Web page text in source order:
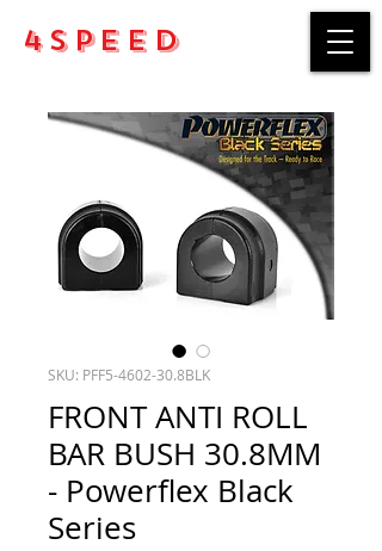
4Speed
SKU: PFF5-4602-30.8BLK
FRONT ANTI ROLL
BAR BUSH 30.8MM
- Powerflex Black
Series